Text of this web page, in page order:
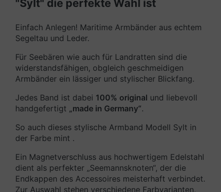
"Sylt" die perfekte Wahl ist
Einfach Anlegen! Maritime Armbänder aus echtem
Segeltau und Leder.
Für Seebären wie auch für Landratten sind die
widerstandsfähigen, obgleich geschmeidigen
Armbänder ein lässiger und stylischer Blickfang.
Jedes Band ist dabei 100% original und liebevoll
handgefertigt „made in Germany“.
So auch dieses stylische Armband Modell Sylt in
der Farbe mint .
Ein Magnetverschluss aus hochwertigem Edelstahl
dient als perfekter „Seemannsknoten“, der die
Endkappen des Accessoires meisterhaft verbindet.
Zur Auswahl stehen verschiedene Farbvarianten,